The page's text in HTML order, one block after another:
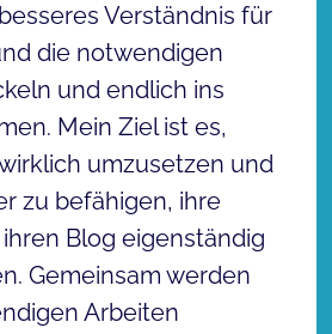
Verständnis für
die notwendigen
und endlich ins
Mein Ziel ist es,
umzusetzen und
zu befähigen, ihre
Blog eigenständig
Gemeinsam werden
Arbeiten